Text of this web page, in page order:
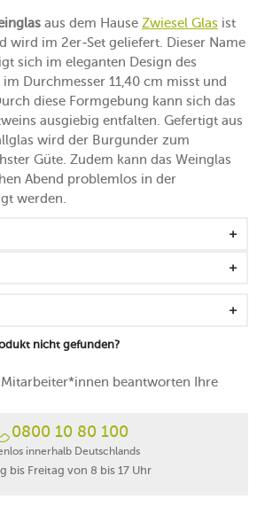
aus dem Hause Zwiesel Glas ist
wird im 2er-Set geliefert. Dieser Name
sich im eleganten Design des
Durchmesser 11,40 cm misst und
diese Formgebung kann sich das
ausgiebig entfalten. Gefertigt aus
wird der Burgunder zum
Güte. Zudem kann das Weinglas
Abend problemlos in der
werden.
nicht gefunden?
beantworten Ihre
0800 10 80 100
innerhalb Deutschlands
bis Freitag von 8 bis 17 Uhr